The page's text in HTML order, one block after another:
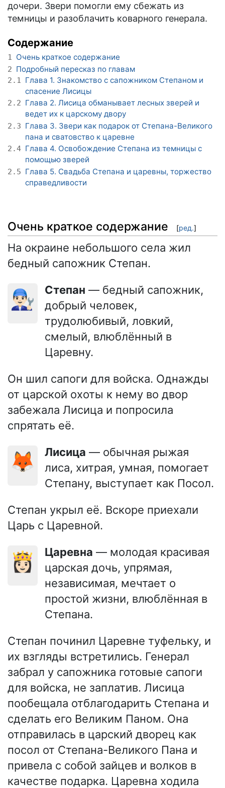
дочери. Звери помогли ему сбежать из
темницы и разоблачить коварного генерала.
Содержание
1 Очень краткое содержание
2 Подробный пересказ по главам
2.1 Глава 1. Знакомство с сапожником Степаном и
спасение Лисицы
2.2 Глава 2. Лисица обманывает лесных зверей и
ведет их к царскому двору
2.3 Глава 3. Звери как подарок от Степана-Великого
пана и сватовство к царевне
2.4 Глава 4. Освобождение Степана из темницы с
помощью зверей
2.5 Глава 5. Свадьба Степана и царевны, торжество
справедливости
Очень краткое содержание [ред.]
На окраине небольшого села жил
бедный сапожник Степан.
👨🏻‍🔧 Степан — бедный сапожник,
добрый человек,
трудолюбивый, ловкий,
смелый, влюблённый в
Царевну.
Он шил сапоги для войска. Однажды
от царской охоты к нему во двор
забежала Лисица и попросила
спрятать её.
🦊 Лисица — обычная рыжая
лиса, хитрая, умная, помогает
Степану, выступает как Посол.
Степан укрыл её. Вскоре приехали
Царь с Царевной.
👸🏻 Царевна — молодая красивая
царская дочь, упрямая,
независимая, мечтает о
простой жизни, влюблённая в
Степана.
Степан починил Царевне туфельку, и
их взгляды встретились. Генерал
забрал у сапожника готовые сапоги
для войска, не заплатив. Лисица
пообещала отблагодарить Степана и
сделать его Великим Паном. Она
отправилась в царский дворец как
посол от Степана-Великого Пана и
привела с собой зайцев и волков в
качестве подарка. Царевна ходила